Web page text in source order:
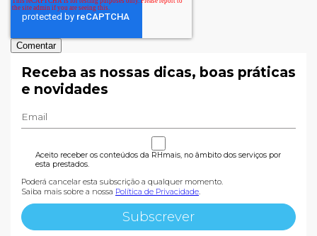
Receba as nossas dicas, boas práticas
e novidades
Aceito receber os conteúdos da RHmais, no âmbito dos serviços por
esta prestados.
Poderá cancelar esta subscrição a qualquer momento.
Saiba mais sobre a nossa Política de Privacidade.